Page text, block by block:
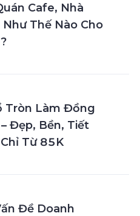
Cafe, Nhà
Như Thế Nào Cho
Tròn Làm Đồng
Đẹp, Bền, Tiết
Từ 85K
Đề Doanh